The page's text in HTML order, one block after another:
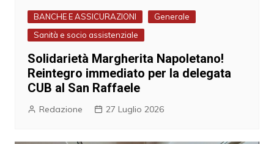
BANCHE E ASSICURAZIONI
Generale
Sanità e socio assistenziale
Solidarietà Margherita Napoletano!
Reintegro immediato per la delegata
CUB al San Raffaele
Redazione 27 Luglio 2026